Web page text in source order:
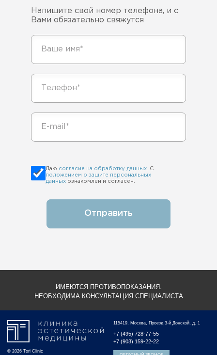
Напишите свой номер телефона, и с
Вами обязательно свяжутся
Даю согласие на обработку данных. С
положением о защите персональных
данных ознакомлен и согласен.
Отправить
ИМЕЮТСЯ ПРОТИВОПОКАЗАНИЯ.
НЕОБХОДИМА КОНСУЛЬТАЦИЯ СПЕЦИАЛИСТА
© 2026 Tori Clinic
115419, Москва, Проезд 3-й Донской, д. 1
+7 (495) 728-77-55
+7 (903) 159-22-22